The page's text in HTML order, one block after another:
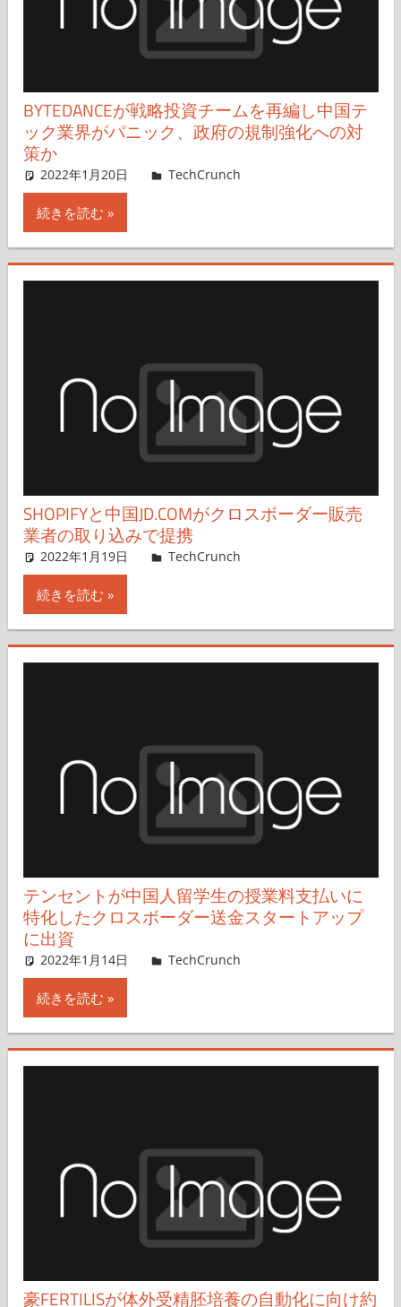
BYTEDANCEが戦略投資チームを再編し中国テ
ック業界がパニック、政府の規制強化への対
策か
2022年1月20日 Rita Liao,Nariko Mizoguchi
TechCrunch
続きを読む
SHOPIFYと中国JD.COMがクロスボーダー販売
業者の取り込みで提携
2022年1月19日 Rita Liao,Nariko Mizoguchi
TechCrunch
続きを読む
テンセントが中国人留学生の授業料支払いに
特化したクロスボーダー送金スタートアップ
に出資
2022年1月14日 Rita Liao,Nariko Mizoguchi
TechCrunch
続きを読む
豪FERTILISが体外受精胚培養の自動化に向け約